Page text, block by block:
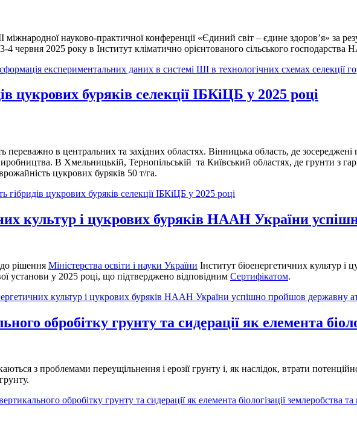
науково-практичної конференції «Єдиний світ – єдине здоров’я» за
4 червня 2025 року в Інститут кліматично орієнтованого сільського
експериментальних даних в системі ШІ в технологічних схемах селекції
цукрових буряків селекції ІБКіЦБ у 2025 році
в центральних та західних областях. Вінницька область, де
виробництва. В Хмельницькій, Тернопільській та Київський областях, де грунти з
цукрових буряків 50 т/га.
гібридів цукрових буряків селекції ІБКіЦБ у 2025 році
культур і цукрових буряків НААН України
рішення Міністерства освіти і науки України Інститут біоенергетичних культур і
установи у 2025 році, що підтверджено відповідним Сертифікатом.
культур і цукрових буряків НААН України успішно пройшов державну
обробітку грунту та сидерації як елемента
з проблемами переущільнення і ерозії грунту і, як наслідок, втрати
обробітку грунту та сидерації як елемента біологізації землеробства та